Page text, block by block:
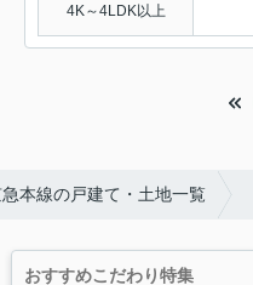
4K～4LDK以上
本線の戸建て・土地一覧
おすすめこだわり特集